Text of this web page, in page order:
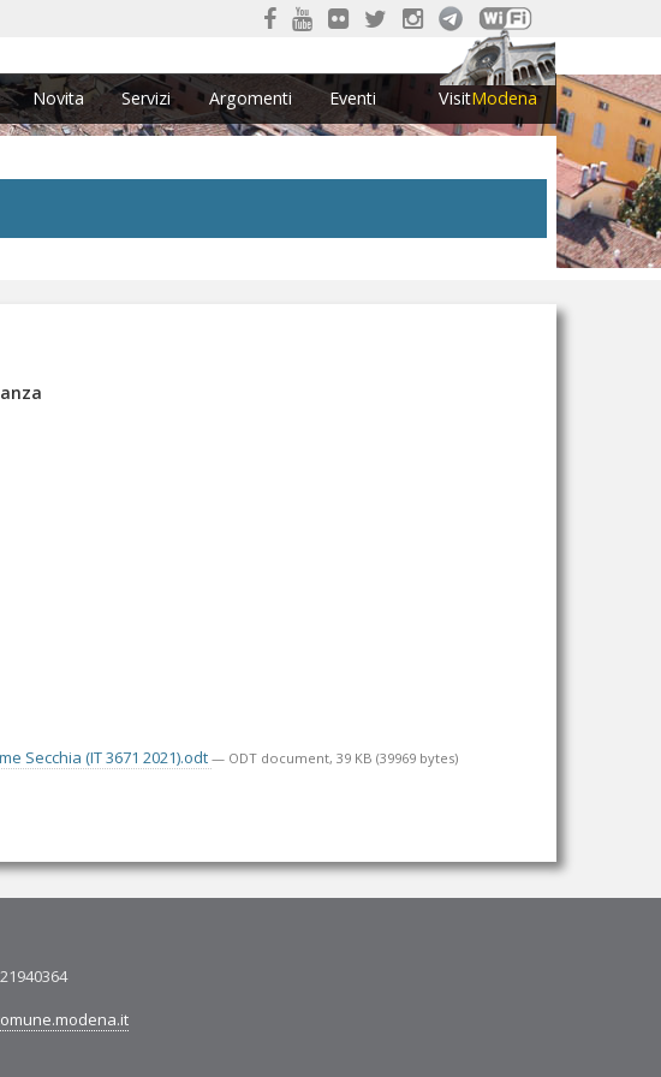
Novita Servizi Argomenti Eventi VisitModena
Secchia (IT 3671 2021).odt — ODT document, 39 KB (39969 bytes)